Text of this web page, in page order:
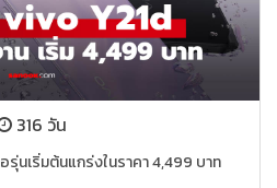
316 วัน
รุ่นเริ่มต้นแกร่งในราคา 4,499 บาท